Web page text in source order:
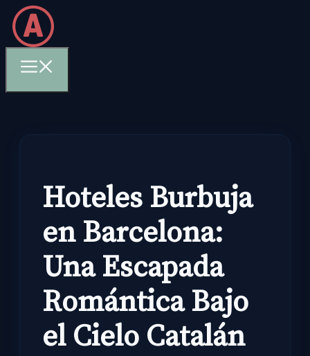
Skip
to
content
Hoteles Burbuja
en Barcelona:
Una Escapada
Romántica Bajo
el Cielo Catalán